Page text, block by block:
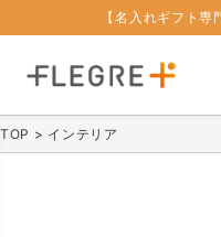
【名入れギフト専
TOP インテリア